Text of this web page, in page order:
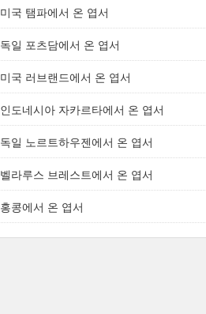
미국 탬파에서 온 엽서
독일 포츠담에서 온 엽서
미국 러브랜드에서 온 엽서
인도네시아 자카르타에서 온 엽서
독일 노르트하우젠에서 온 엽서
벨라루스 브레스트에서 온 엽서
홍콩에서 온 엽서